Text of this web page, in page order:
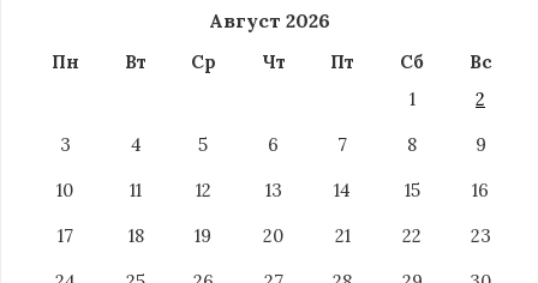
Август 2026
Пн Вт Ср Чт Пт Сб
Вс
1
2
3
4 5 6 7 8
9
10
11 12 13 14 15
16
17
18 19 20 21 22
23